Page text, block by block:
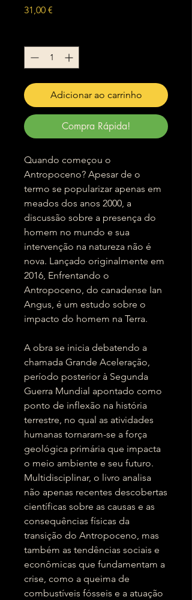
31,00 €
Adicionar ao carrinho
Compra Rápida!
Quando começou o
Antropoceno? Apesar de o
termo se popularizar apenas em
meados dos anos 2000, a
discussão sobre a presença do
homem no mundo e sua
intervenção na natureza não é
nova. Lançado originalmente em
2016, Enfrentando o
Antropoceno, do canadense Ian
Angus, é um estudo sobre o
impacto do homem na Terra.
A obra se inicia debatendo a
chamada Grande Aceleração,
período posterior à Segunda
Guerra Mundial apontado como
ponto de inflexão na história
terrestre, no qual as atividades
humanas tornaram-se a força
geológica primária que impacta
o meio ambiente e seu futuro.
Multidisciplinar, o livro analisa
não apenas recentes descobertas
científicas sobre as causas e as
consequências físicas da
transição do Antropoceno, mas
também as tendências sociais e
econômicas que fundamentam a
crise, como a queima de
combustíveis fósseis e a atuação